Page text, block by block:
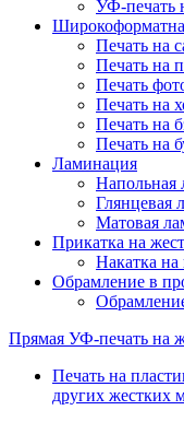
УФ-печать
Печать на
Печать на
Печать
Печать на
Печать на
Печать на
Ламинация
Напольная
Глянцевая
Матовая
Прикатка на
Накатка на
Обрамление в
Прямая УФ-печать на
Печать на
других жестких